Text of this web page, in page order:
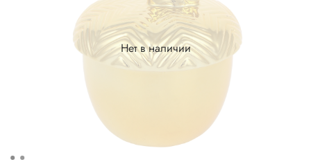
Нет в наличии